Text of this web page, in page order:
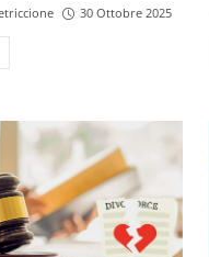
30 Ottobre 2025